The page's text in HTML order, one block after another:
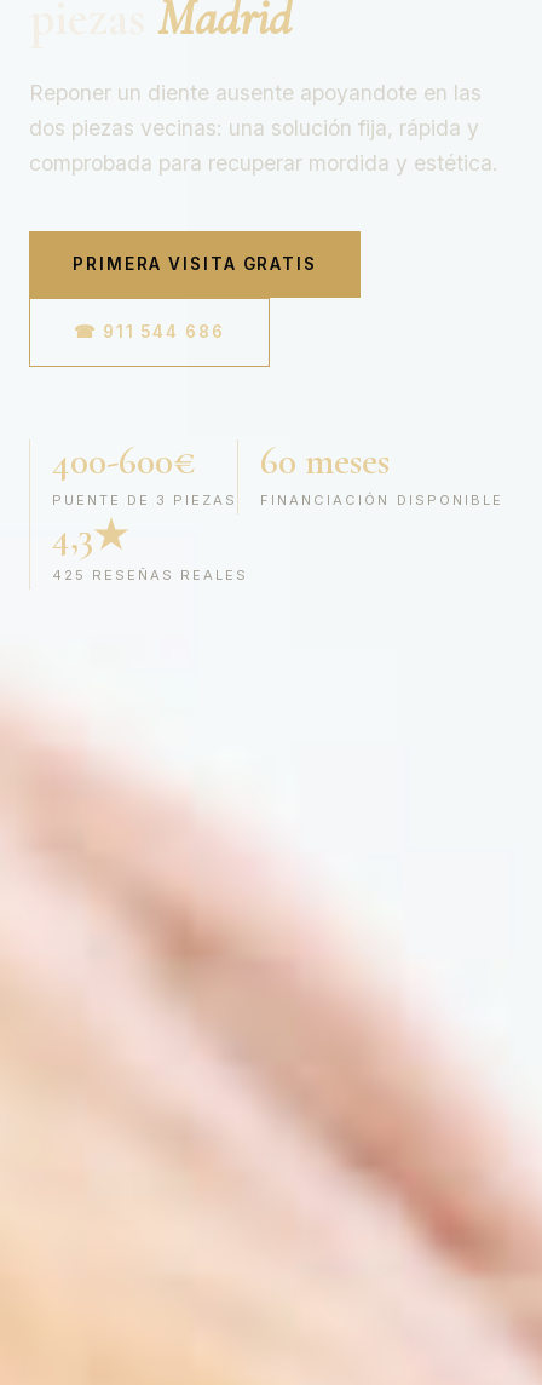
Madrid
Reponer un diente ausente apoyandote en las
dos piezas vecinas: una solución fija, rápida y
comprobada para recuperar mordida y estética.
PRIMERA VISITA GRATIS
☎ 911 544 686
400-600€
PUENTE DE 3 PIEZAS
60 meses
FINANCIACIÓN DISPONIBLE
4,3★
425 RESEÑAS REALES